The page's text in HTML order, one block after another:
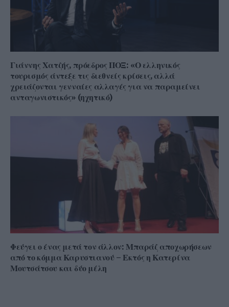
Γιάννης Χατζής, πρόεδρος ΠΟΞ: «Ο ελληνικός
τουρισμός άντεξε τις διεθνείς κρίσεις, αλλά
χρειάζονται γενναίες αλλαγές για να παραμείνει
ανταγωνιστικός» (ηχητικό)
Φεύγει ο ένας μετά τον άλλον: Μπαράζ αποχωρήσεων
από το κόμμα Καρυστιανού – Εκτός η Κατερίνα
Μουτσάτσου και δύο μέλη